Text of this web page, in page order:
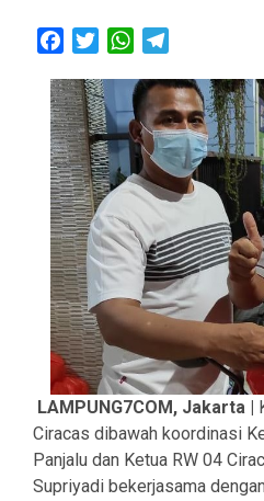
FacebookTwitterWhatsApp
LAMPUNG7COM, Jakarta |
Ciracas dibawah koordinasi
Panjalu dan Ketua RW 04
Supriyadi bekerjasama